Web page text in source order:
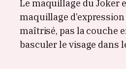
Le maquillage du Joker
maquillage d’expression
maîtrisé, pas la couche
basculer le visage dans